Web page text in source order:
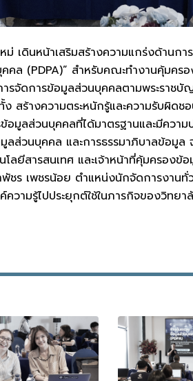
เดินหน้าเสริมสร้างความแกร่งด้านก
คล (PDPA)” สำหรับคณะทำงานคุ้มค
การจัดการข้อมูลส่วนบุคคลตามพระร
ร้างความตระหนักรู้และความรับผิดช
อมูลส่วนบุคคลที่ได้มาตรฐานและมีคว
ส่วนบุคคล และการธรรมาภิบาลข้อมู
ลยีสารสนเทศ และเจ้าหน้าที่คุ้มครอง
ชร เพชรน้อย ตำแหน่งนักจัดการงา
วามรู้ไปประยุกต์ใช้ในภารกิจของวิท